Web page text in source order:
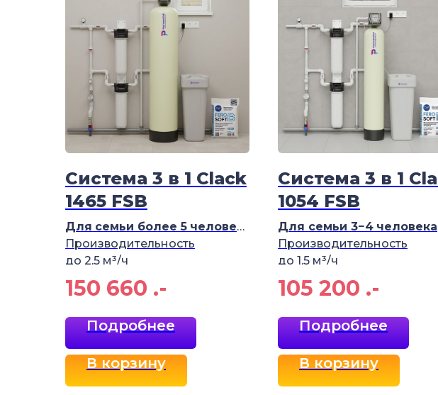
Система 3 в 1 Clack
1465 FSB
Для семьи более 5 человек
Производительность
до 2,5 м³/ч
150 660 .-
Подробнее
В корзину
Система 3 в 1
1054 FSB
Для семьи 3−4 человека
Производительность
до 1,5 м³/ч
105 200 .-
Подробнее
В корзину